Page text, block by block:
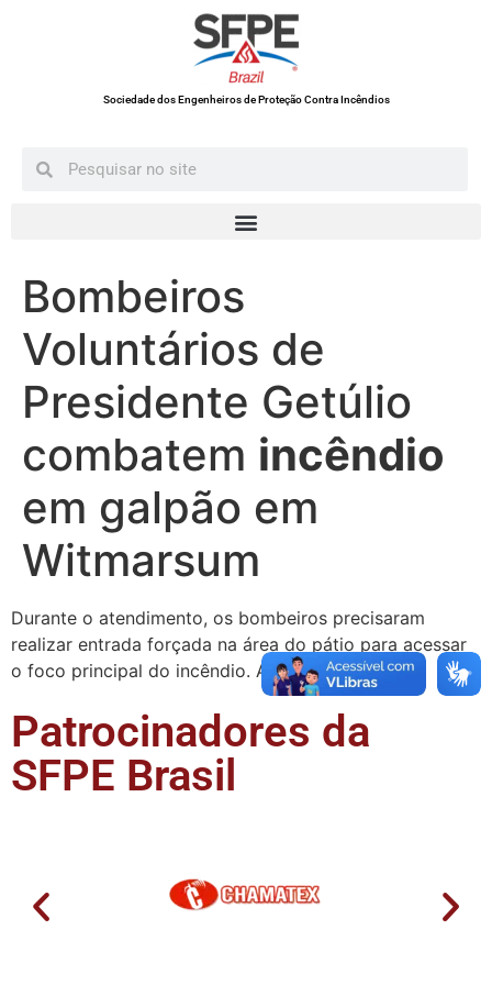
Sociedade dos Engenheiros de Proteção Contra Incêndios
Bombeiros
Voluntários de
Presidente Getúlio
combatem incêndio
em galpão em
Witmarsum
Durante o atendimento, os bombeiros precisaram
realizar entrada forçada na área do pátio para acessar
o foco principal do incêndio. A Polícia Militar …
Patrocinadores da
SFPE Brasil